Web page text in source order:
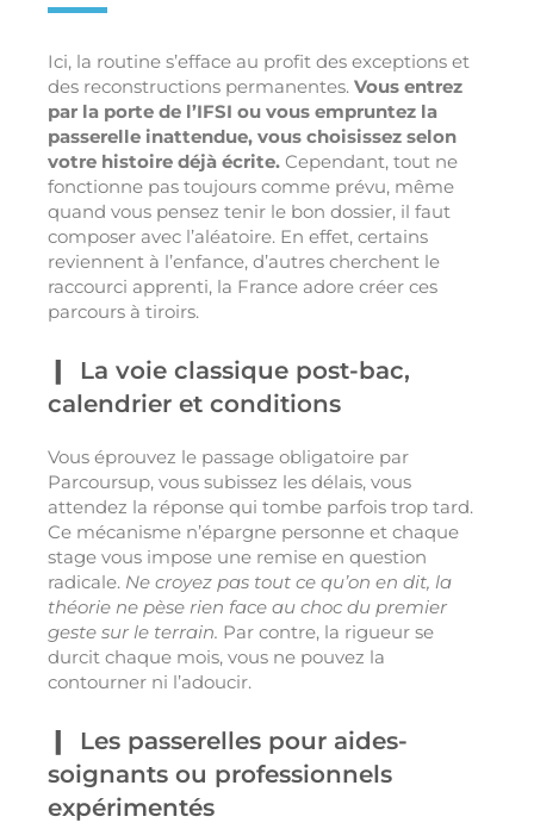
Ici, la routine s’efface au profit des exceptions et
des reconstructions permanentes. Vous entrez
par la porte de l’IFSI ou vous empruntez la
passerelle inattendue, vous choisissez selon
votre histoire déjà écrite. Cependant, tout ne
fonctionne pas toujours comme prévu, même
quand vous pensez tenir le bon dossier, il faut
composer avec l’aléatoire. En effet, certains
reviennent à l’enfance, d’autres cherchent le
raccourci apprenti, la France adore créer ces
parcours à tiroirs.
La voie classique post-bac,
calendrier et conditions
Vous éprouvez le passage obligatoire par
Parcoursup, vous subissez les délais, vous
attendez la réponse qui tombe parfois trop tard.
Ce mécanisme n’épargne personne et chaque
stage vous impose une remise en question
radicale. Ne croyez pas tout ce qu’on en dit, la
théorie ne pèse rien face au choc du premier
geste sur le terrain. Par contre, la rigueur se
durcit chaque mois, vous ne pouvez la
contourner ni l’adoucir.
Les passerelles pour aides-
soignants ou professionnels
expérimentés